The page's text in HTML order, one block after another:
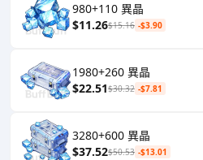
980+110 異晶
$11.26$15.16 -$3.90
1980+260 異晶
$22.51$30.32 -$7.81
3280+600 異晶
$37.52$50.53 -$13.01